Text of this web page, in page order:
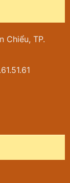
Chiểu, TP.